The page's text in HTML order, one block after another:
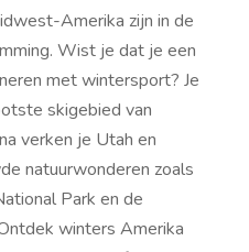
Amerika zijn in de
Wist je dat je een
met wintersport? Je
skigebied van
verken je Utah en
natuurwonderen zoals
Park en de
winters Amerika